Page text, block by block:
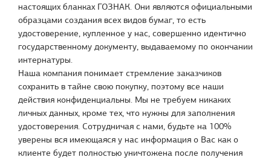
настоящих бланках ГОЗНАК. Они являются официальными
образцами создания всех видов бумаг, то есть
удостоверение, купленное у нас, совершенно идентично
государственному документу, выдаваемому по окончании
интернатуры.
Наша компания понимает стремление заказчиков
сохранить в тайне свою покупку, поэтому все наши
действия конфиденциальны. Мы не требуем никаких
личных данных, кроме тех, что нужны для заполнения
удостоверения. Сотрудничая с нами, будьте на 100%
уверены вся имеющаяся у нас информация о Вас как о
клиенте будет полностью уничтожена после получения